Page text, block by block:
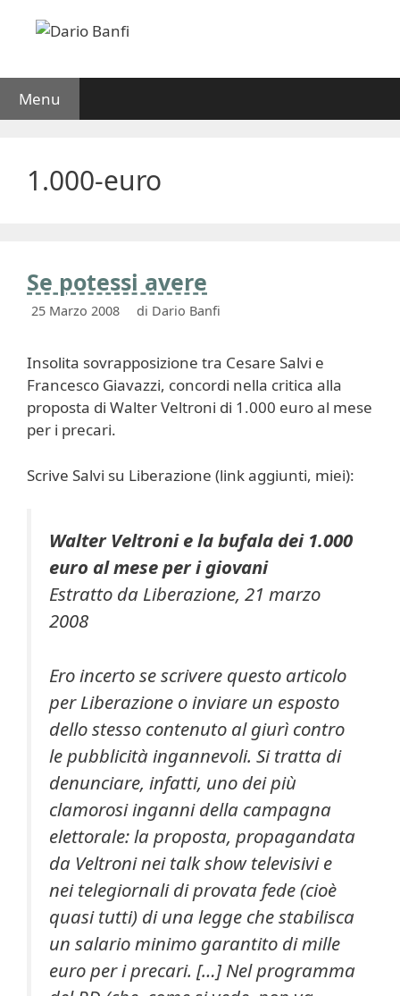
Menu
1.000-euro
Se potessi avere
25 Marzo 2008 di Dario Banfi
Insolita sovrapposizione tra Cesare Salvi e
Francesco Giavazzi, concordi nella critica alla
proposta di Walter Veltroni di 1.000 euro al mese
per i precari.
Scrive Salvi su Liberazione (link aggiunti, miei):
Walter Veltroni e la bufala dei 1.000
euro al mese per i giovani
Estratto da Liberazione, 21 marzo
2008
Ero incerto se scrivere questo articolo
per Liberazione o inviare un esposto
dello stesso contenuto al giurì contro
le pubblicità ingannevoli. Si tratta di
denunciare, infatti, uno dei più
clamorosi inganni della campagna
elettorale: la proposta, propagandata
da Veltroni nei talk show televisivi e
nei telegiornali di provata fede (cioè
quasi tutti) di una legge che stabilisca
un salario minimo garantito di mille
euro per i precari. […] Nel programma